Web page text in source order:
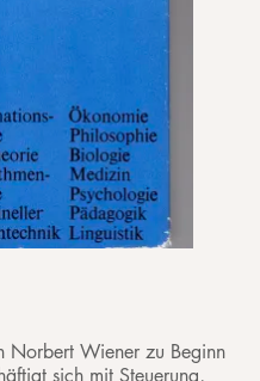
Norbert Wiener zu Beginn